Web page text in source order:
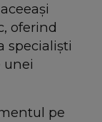
oferind
specialiști
unei
pe